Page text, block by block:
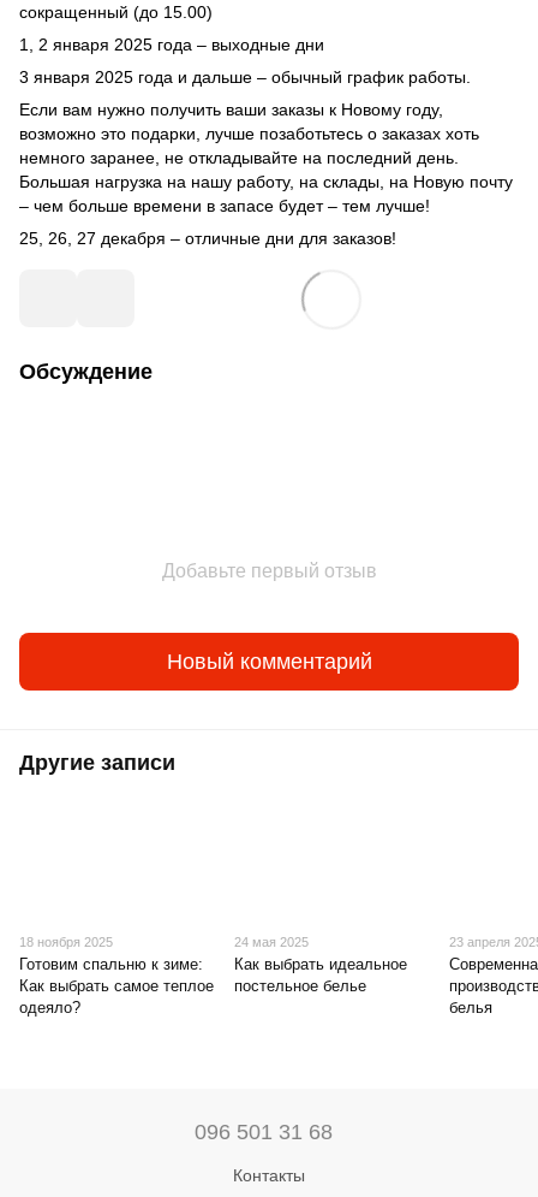
сокращенный (до 15.00)
1, 2 января 2025 года – выходные дни
3 января 2025 года и дальше – обычный график работы.
Если вам нужно получить ваши заказы к Новому году,
возможно это подарки, лучше позаботьтесь о заказах хоть
немного заранее, не откладывайте на последний день.
Большая нагрузка на нашу работу, на склады, на Новую почту
– чем больше времени в запасе будет – тем лучше!
25, 26, 27 декабря – отличные дни для заказов!
Обсуждение
Добавьте первый отзыв
Новый комментарий
Другие записи
18 ноября 2025
Готовим спальню к зиме:
Как выбрать самое теплое
одеяло?
24 мая 2025
Как выбрать идеальное
постельное белье
23 апреля
белья
096 501 31 68
Контакты